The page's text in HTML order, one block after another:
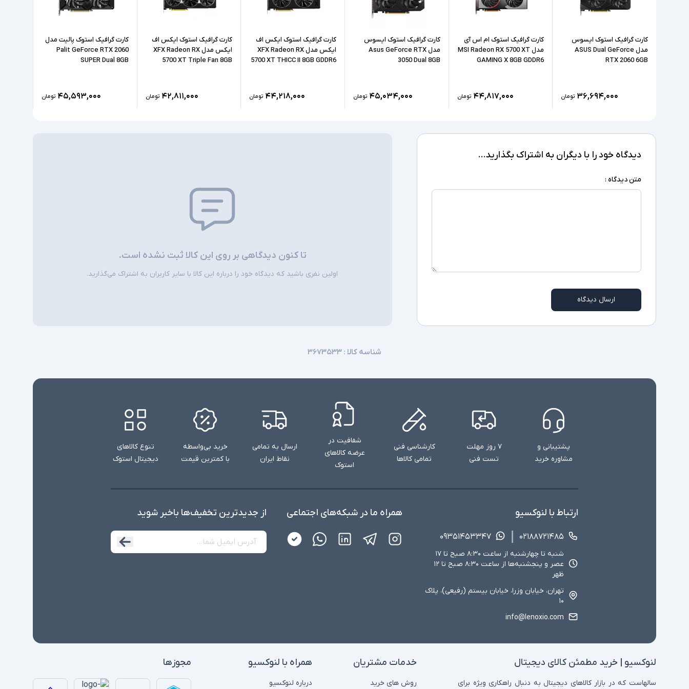
پردازش‌های گرافیکی به‌ارمغان می‌آورند.
کارت گرافیک استوک ایسوس
مدل ASUS Dual GeForce
RTX 2060 6GB
۳۶,۶۹۴,۰۰۰ تومان
کارت گرافیک استوک ام اس آی
مدل MSI Radeon RX 5700 XT
GAMING X 8GB GDDR6
۴۴,۸۱۷,۰۰۰ تومان
کارت گرافیک استوک ایسوس
مدل Asus GeForce RTX
3050 Dual 8GB
۴۵,۰۳۴,۰۰۰ تومان
کارت گرافیک استوک ایکس اف
ایکس مدل XFX Radeon RX
5700 XT THICC II 8GB GDDR6
۴۴,۲۱۸,۰۰۰ تومان
کارت گرافیک استوک ایکس اف
ایکس مدل XFX Radeon RX
5700 XT Triple Fan 8GB
۴۲,۸۱۱,۰۰۰ تومان
کارت گرافیک استوک پالیت مدل
Palit GeForce RTX 2060
SUPER Dual 8GB
۴۵,۵۹۳,۰۰۰ تومان
دیدگاه خود را با دیگران به اشتراک بگذارید...
متن دیدگاه :
ارسال دیدگاه
تا کنون دیدگاهی بر روی این کالا ثبت نشده است.
اولین نفری باشید که دیدگاه خود را درباره این کالا با سایر کاربران به اشتراک می‌گذارید.
شناسه کالا : ۳۶۷۳۵۳۳
پشتیبانی و
مشاوره خرید
۷ روز مهلت
تست فنی
کارشناسی فنی
تمامی کالاها
شفافیت در
عرضه کالاهای
استوک
ارسال به تمامی
نقاط ایران
خرید بی‌واسطه
با کمترین قیمت
تنوع کالاهای
دیجیتال استوک
ارتباط با لنوکسیو
۰۲۱۸۸۷۲۱۴۸۵ ۰۹۳۵۱۴۵۳۳۴۷
شنبه تا چهارشنبه از ساعت ۸:۳۰ صبح تا ۱۷
عصر و پنجشنبه‌ها از ساعت ۸:۳۰ صبح تا ۱۲
ظهر
تهران، خیابان وزرا، خیابان بیستم (رفیعی)، پلاک
۱۰
info@lenoxio.com
همراه ما در شبکه‌های اجتماعی از جدید‌ترین تخفیف‌ها با‌خبر شوید
لنوکسیو | خرید مطمئن کالای دیجیتال
سالهاست که در بازار کالاهای دیجیتال به دنبال راهکاری ویژه برای
خدمات مشتریان
روش های خرید
همراه با لنوکسیو
درباره لنوکسیو
مجوزها